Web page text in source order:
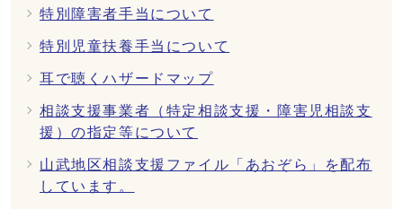
特別障害者手当について
特別児童扶養手当について
耳で聴くハザードマップ
相談支援事業者（特定相談支援・障害児相談支
援）の指定等について
山武地区相談支援ファイル「あおぞら」を配布
しています。